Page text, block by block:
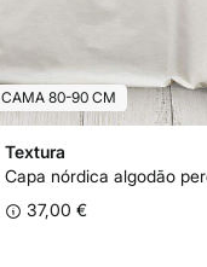
CAMA 80-90 CM
Textura
37,00 €